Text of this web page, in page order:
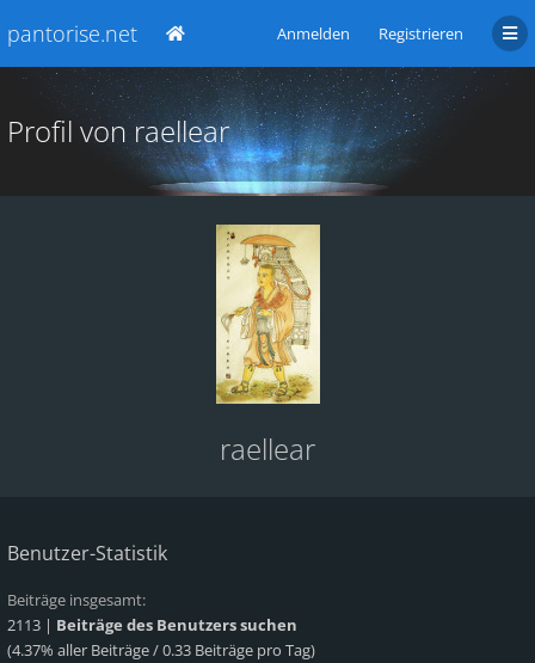
pantorise.net Anmelden Registrieren
Profil von raellear
raellear
Benutzer-Statistik
Beiträge insgesamt:
2113 | Beiträge des Benutzers suchen
(4.37% aller Beiträge / 0.33 Beiträge pro Tag)